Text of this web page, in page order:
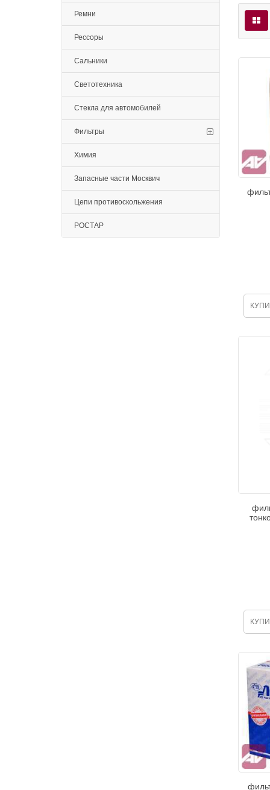
Ремни
Рессоры
Сальники
Светотехника
Стекла для автомобилей
Фильтры
Химия
Запасные части Москвич
Цепи противоскольжения
РОСТАР